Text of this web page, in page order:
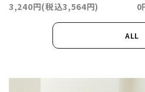
3,240円(税込3,564円)
0
ALL